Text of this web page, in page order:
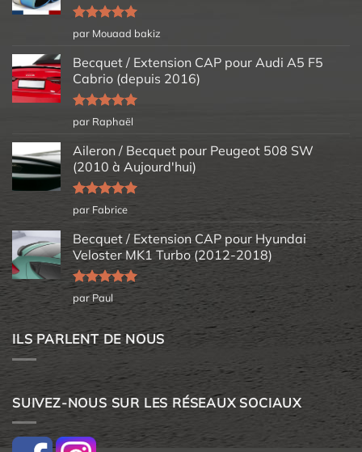
Note5sur
5
par Mouaad bakiz
Becquet / Extension CAP pour Audi A5 F5
Cabrio (depuis 2016)
Note5sur
5
par Raphaël
Aileron / Becquet pour Peugeot 508 SW
(2010 à Aujourd'hui)
Note5sur
5
par Fabrice
Becquet / Extension CAP pour Hyundai
Veloster MK1 Turbo (2012-2018)
Note5sur
5
par Paul
ILS PARLENT DE NOUS
SUIVEZ-NOUS SUR LES RÉSEAUX SOCIAUX